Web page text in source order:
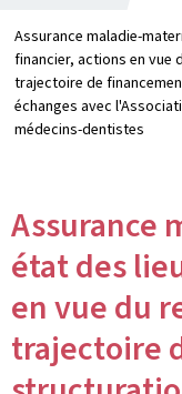
Assurance maladie-
financier, actions en vue
trajectoire de
échanges avec
médecins-dentistes
Assurance
état des
en vue du
trajectoire